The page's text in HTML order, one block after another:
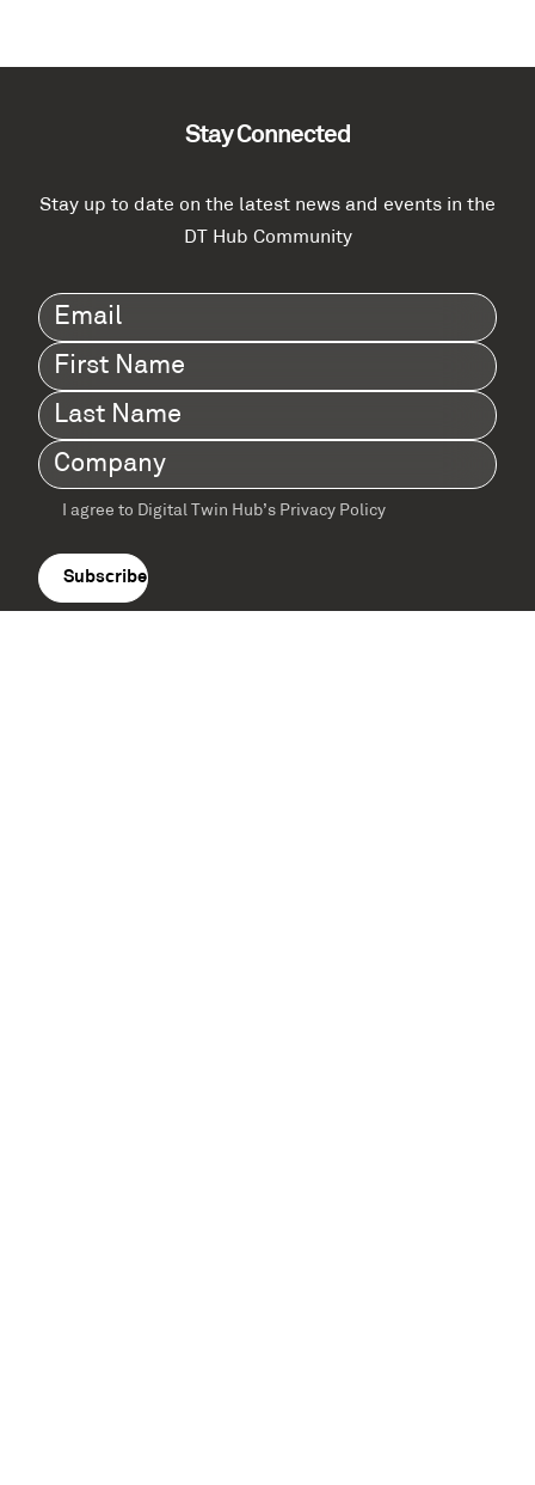
Stay Connected
Stay up to date on the latest news and events in the
DT Hub Community
Email(Required)
First
Name(Required)
Last
Name(Required)
Company (Required)
Terms
agreement
I agree to Digital Twin Hub’s Privacy Policy